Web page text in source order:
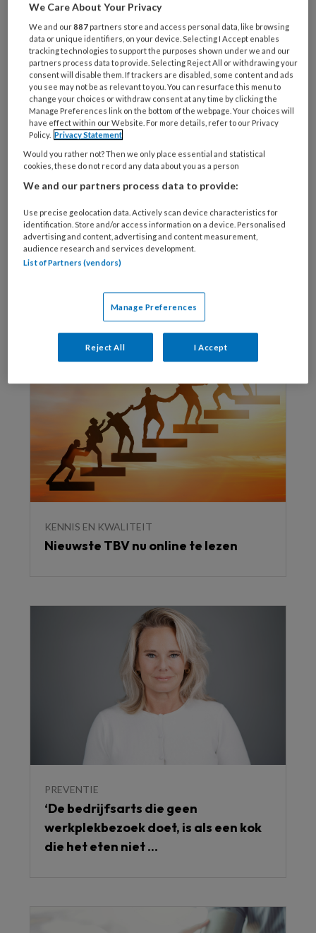
Op Koers, hoe ziet dat eruit?
Tussen rust en rem
KENNIS EN KWALITEIT
Nieuwste TBV nu online te lezen
PREVENTIE
‘De bedrijfsarts die geen
werkplekbezoek doet, is als een kok
die het eten niet ...
We Care About Your Privacy
We and our887 partners store and access personal data, like browsing
data or unique identifiers, on your device. Selecting I Accept enables
tracking technologies to support the purposes shown under we and our
partners process data to provide. Selecting Reject All or withdrawing your
consent will disable them. If trackers are disabled, some content and ads
you see may not be as relevant to you. You can resurface this menu to
change your choices or withdraw consent at any time by clicking the
Manage Preferences link on the bottom of the webpage. Your choices will
have effect within our Website. For more details, refer to our Privacy
Policy. Privacy Statement
Would you rather not? Then we only place essential and statistical
cookies, these do not record any data about you as a person
We and our partners process data to provide:
Use precise geolocation data. Actively scan device characteristics for
identification. Store and/or access information on a device. Personalised
advertising and content, advertising and content measurement,
audience research and services development.
List of Partners (vendors)
Manage Preferences
Reject All I Accept